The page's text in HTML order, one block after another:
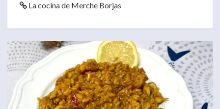
La cocina de Merche Borjas